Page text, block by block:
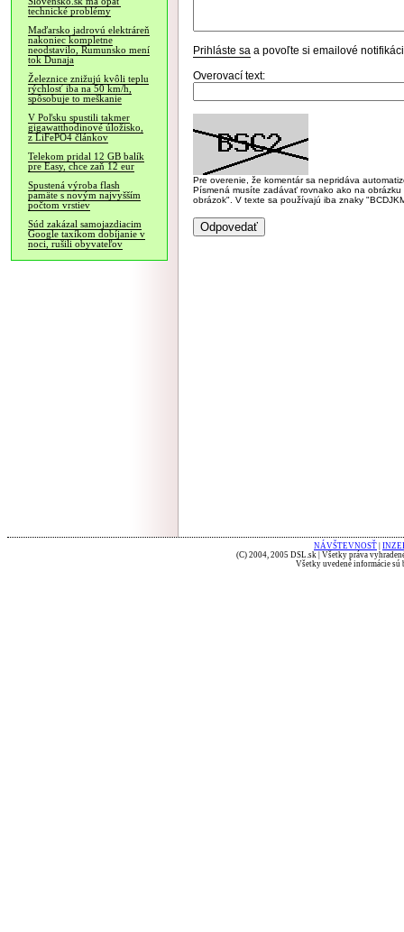
technické problémy
Maďarsko jadrovú elektráreň
nakoniec kompletne
neodstavilo, Rumunsko mení
tok Dunaja
Železnice znižujú kvôli teplu
rýchlosť iba na 50 km/h,
spôsobuje to meškanie
V Poľsku spustili takmer
gigawatthodinové úložisko,
z LiFePO4 článkov
Telekom pridal 12 GB balík
pre Easy, chce zaň 12 eur
Spustená výroba flash
pamäte s novým najvyšším
počtom vrstiev
Súd zakázal samojazdiacim
Google taxíkom dobíjanie v
noci, rušili obyvateľov
Prihláste sa a povoľte si emailové
Overovací text:
Pre overenie, že komentár sa nepridáva
Písmená musíte zadávať rovnako ako na
obrázok". V texte sa používajú iba znaky
NÁVŠTEVNOSŤ
(C) 2004, 2005 DSL.sk | Všetky práva
Všetky uvedené informácie sú